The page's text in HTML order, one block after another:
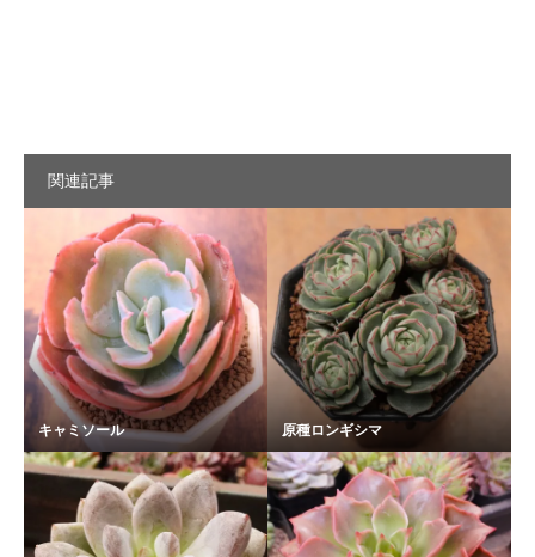
関連記事
キャミソール 原種ロンギシマ